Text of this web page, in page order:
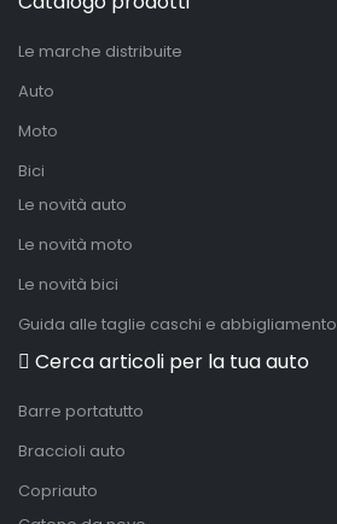
Le marche distribuite
Auto
Moto
Bici
Le novità auto
Le novità moto
Le novità bici
Guida alle taglie caschi e abbigliamento
Cerca articoli per la tua auto
Barre portatutto
Braccioli auto
Copriauto